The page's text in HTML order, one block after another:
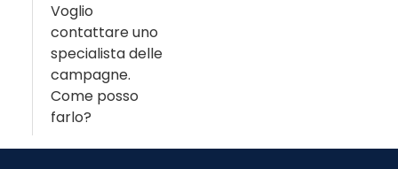
Voglio
contattare uno
specialista delle
campagne.
Come posso
farlo?